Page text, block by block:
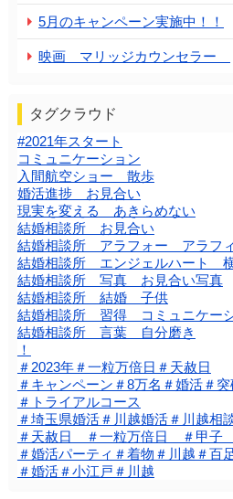
5月のキャンペーン実施中！！
映画 マリッジカウンセラー
タグクラウド
#2021年スタート
コミュニケーション
入間航空ショー 散歩
婚活進捗 お見合い
現実を変える あきらめない
結婚相談所 お見合い
結婚相談所 アラフォー アラフ
結婚相談所 エンジェルハート
結婚相談所 写真 お見合い写真
結婚相談所 結婚 子供
結婚相談所 習得 コミュニケー
結婚相談所 言葉 自分磨き
！
＃2023年＃一粒万倍日＃天赦日
＃キャンペーン＃8万名＃婚活＃突
＃トライアルコース
＃埼玉県婚活＃川越婚活＃川越相
＃天赦日 ＃一粒万倍日 ＃甲子
＃婚活パーティ＃着物＃川越＃百
＃婚活＃小江戸＃川越